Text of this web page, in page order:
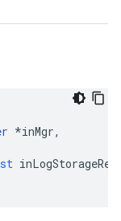
*inMgr,